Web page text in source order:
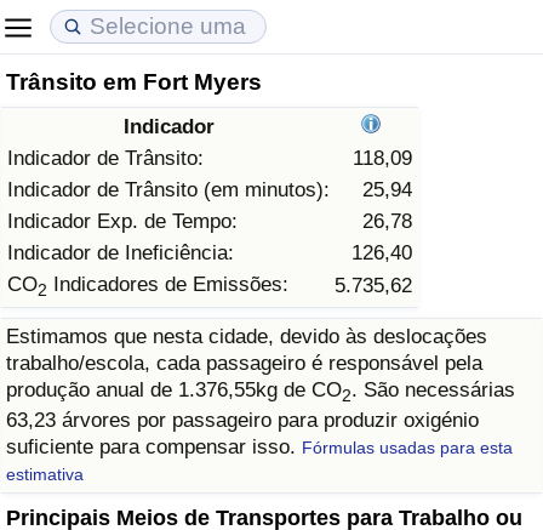
Trânsito em Fort Myers
Indicador
Indicador de Trânsito:
118,09
Indicador de Trânsito (em minutos):
25,94
Indicador Exp. de Tempo:
26,78
Indicador de Ineficiência:
126,40
CO2 Indicadores de Emissões: 5.735,62
Estimamos que nesta cidade, devido às deslocações
trabalho/escola, cada passageiro é responsável pela
produção anual de 1.376,55kg de CO2. São necessárias
63,23 árvores por passageiro para produzir oxigénio
suficiente para compensar isso. Fórmulas usadas para esta
estimativa
Principais Meios de Transportes para Trabalho ou
Custo de Vida
Indicador de Custo de Vida (Atual)
Indicador de Custo de Vida
Indicador de Custo de Vida Por País
em Aqaba
Preços de Imóveis
Indicador de Preços de Imóveis (Atual)
Indicador de Preços de Imóveis
Indicador de Preços de Imóveis por País
Qualidade de Vida
Indicador de Qualidade de Vida
Indicador de Qualidade de Vida (Atual)
Índice de qualidade de vida por país
Crime
Taxa do Indicador de Crime (Atual)
Indicador de Crime
Índice de criminalidade por país